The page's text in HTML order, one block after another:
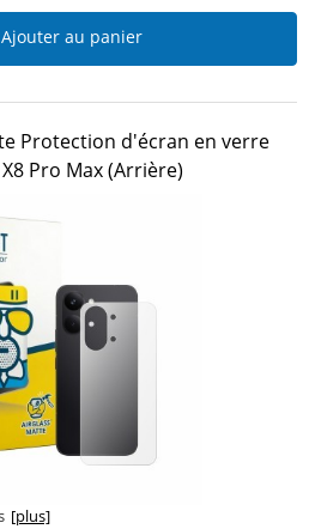
Ajouter au panier
Protection d'écran en verre
Pro Max (Arrière)
[plus]